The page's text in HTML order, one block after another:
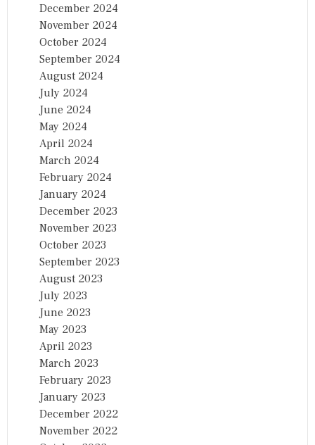
December 2024
November 2024
October 2024
September 2024
August 2024
July 2024
June 2024
May 2024
April 2024
March 2024
February 2024
January 2024
December 2023
November 2023
October 2023
September 2023
August 2023
July 2023
June 2023
May 2023
April 2023
March 2023
February 2023
January 2023
December 2022
November 2022